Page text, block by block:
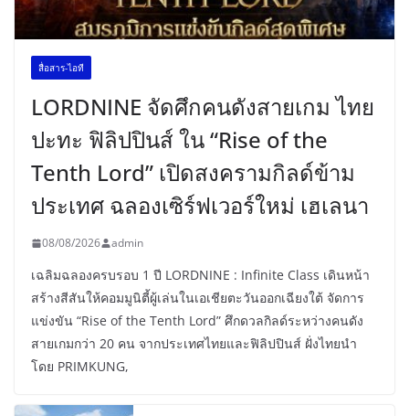
สื่อสาร-ไอที
LORDNINE จัดศึกคนดังสายเกม ไทย
ปะทะ ฟิลิปปินส์ ใน “Rise of the
Tenth Lord” เปิดสงครามกิลด์ข้าม
ประเทศ ฉลองเซิร์ฟเวอร์ใหม่ เฮเลนา
08/08/2026 admin
เฉลิมฉลองครบรอบ 1 ปี LORDNINE : Infinite Class เดินหน้า
สร้างสีสันให้คอมมูนิตี้ผู้เล่นในเอเชียตะวันออกเฉียงใต้ จัดการ
แข่งขัน “Rise of the Tenth Lord” ศึกดวลกิลด์ระหว่างคนดัง
สายเกมกว่า 20 คน จากประเทศไทยและฟิลิปปินส์ ฝั่งไทยนำ
โดย PRIMKUNG,